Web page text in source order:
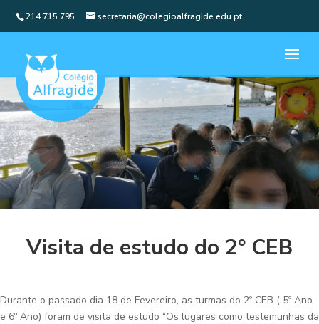
214 715 795 secretaria@colegioalfragide.edu.pt
Visita de estudo do 2º CEB
Durante o passado dia 18 de Fevereiro, as turmas do 2º CEB ( 5º Ano
e 6º Ano) foram de visita de estudo “Os lugares como testemunhas da